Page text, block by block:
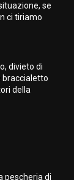
se
ci tiriamo
divieto di
braccialetto
della
pescheria di